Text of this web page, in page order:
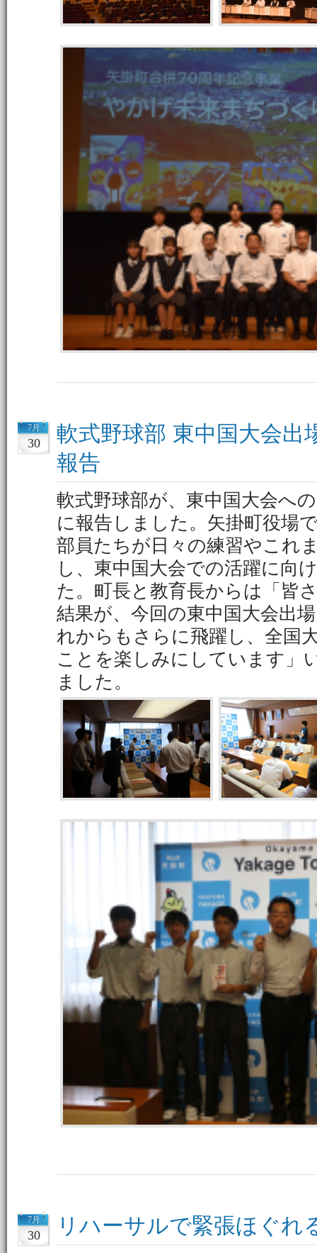
7月
30
軟式野球部 東中国大会出
報告
軟式野球部が、東中国大会へ
に報告しました。矢掛町役場
部員たちが日々の練習やこれ
し、東中国大会での活躍に向
た。町長と教育長からは「皆
結果が、今回の東中国大会出
れからもさらに飛躍し、全国
ことを楽しみにしています」
ました。
7月
30 リハーサルで緊張ほぐれ